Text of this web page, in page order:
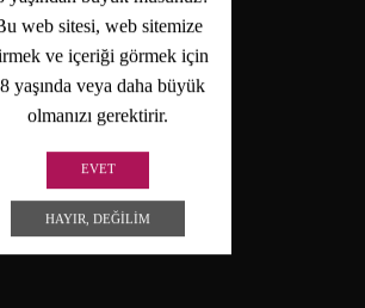
web sitesi, web sitemize
ve içeriği görmek için
yaşında veya daha büyük
olmanızı gerektirir.
EVET
HAYIR, DEĞILIM